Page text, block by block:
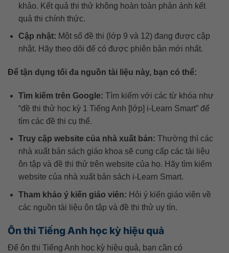
khảo. Kết quả thi thử không hoàn toàn phản ánh kết
quả thi chính thức.
Cập nhật: Một số đề thi (lớp 9 và 12) đang được cập
nhật. Hãy theo dõi để có được phiên bản mới nhất.
Để tận dụng tối đa nguồn tài liệu này, bạn có thể:
Tìm kiếm trên Google: Tìm kiếm với các từ khóa như
“đề thi thử học kỳ 1 Tiếng Anh [lớp] i-Learn Smart” để
tìm các đề thi cụ thể.
Truy cập website của nhà xuất bản: Thường thì các
nhà xuất bản sách giáo khoa sẽ cung cấp các tài liệu
ôn tập và đề thi thử trên website của họ. Hãy tìm kiếm
website của nhà xuất bản sách i-Learn Smart.
Tham khảo ý kiến giáo viên: Hỏi ý kiến giáo viên về
các nguồn tài liệu ôn tập và đề thi thử uy tín.
Ôn thi Tiếng Anh học kỳ hiệu quả
Để ôn thi Tiếng Anh học kỳ hiệu quả, bạn cần có